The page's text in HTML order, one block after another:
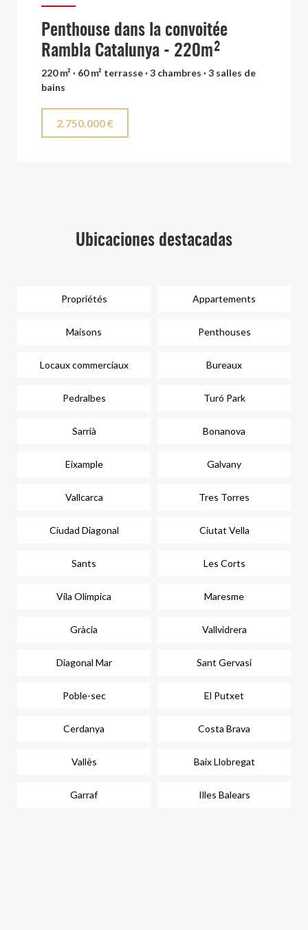
Penthouse dans la convoitée
Rambla Catalunya - 220m²
220 m² · 60 m² terrasse · 3 chambres · 3 salles de
bains
2.750.000 €
Ubicaciones destacadas
Propriétés Appartements
Maisons Penthouses
Locaux commerciaux Bureaux
Pedralbes Turó Park
Sarrià Bonanova
Eixample Galvany
Vallcarca Tres Torres
Ciudad Diagonal Ciutat Vella
Sants Les Corts
Vila Olímpica Maresme
Gràcia Vallvidrera
Diagonal Mar Sant Gervasi
Poble-sec El Putxet
Cerdanya Costa Brava
Vallès Baix Llobregat
Garraf Illes Balears